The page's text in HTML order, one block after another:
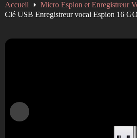
Accueil
Micro Espion et Enregistreur
Clé USB Enregistreur vocal Espion 16